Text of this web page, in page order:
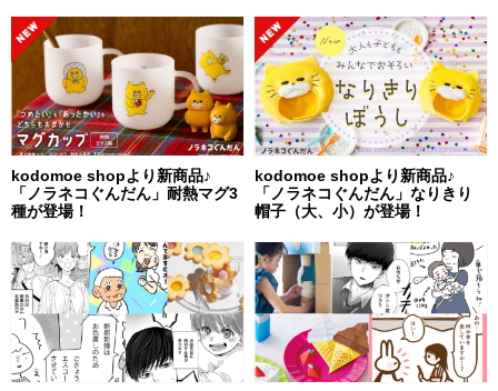
kodomoe shopより新商品♪
「ノラネコぐんだん」耐熱マグ3
種が登場！
kodomoe shopより新商品♪
「ノラネコぐんだん」なりきり
帽子（大、小）が登場！